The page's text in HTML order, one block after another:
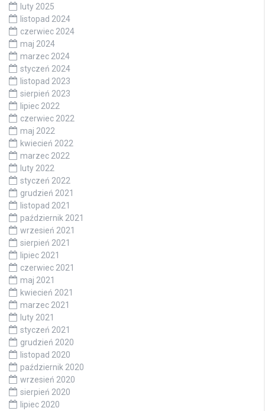
luty 2025
listopad 2024
czerwiec 2024
maj 2024
marzec 2024
styczeń 2024
listopad 2023
sierpień 2023
lipiec 2022
czerwiec 2022
maj 2022
kwiecień 2022
marzec 2022
luty 2022
styczeń 2022
grudzień 2021
listopad 2021
październik 2021
wrzesień 2021
sierpień 2021
lipiec 2021
czerwiec 2021
maj 2021
kwiecień 2021
marzec 2021
luty 2021
styczeń 2021
grudzień 2020
listopad 2020
październik 2020
wrzesień 2020
sierpień 2020
lipiec 2020